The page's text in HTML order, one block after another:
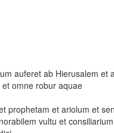
auferet ab Hierusalem et
omne robur aquae
prophetam et ariolum et
vultu et